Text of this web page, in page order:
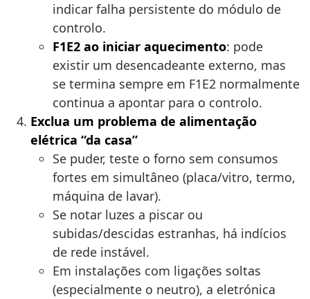
indicar falha persistente do módulo de
controlo.
F1E2 ao iniciar aquecimento: pode
existir um desencadeante externo, mas
se termina sempre em F1E2 normalmente
continua a apontar para o controlo.
Exclua um problema de alimentação
elétrica “da casa”
Se puder, teste o forno sem consumos
fortes em simultâneo (placa/vitro, termo,
máquina de lavar).
Se notar luzes a piscar ou
subidas/descidas estranhas, há indícios
de rede instável.
Em instalações com ligações soltas
(especialmente o neutro), a eletrónica